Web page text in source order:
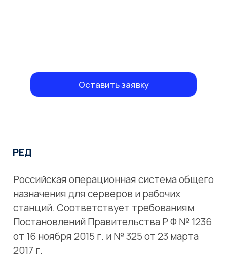
Постановлений Правительства Р Ф № 1236
от 16 ноября 2015 г. и № 325 от 23 марта
РЕД ОС — составной программный
продукт, построен на пакетной базе RPM-
формата, соответствует требованиям
POSIX и LSB 4.1 (Linux Standard Base).
РЕД ОС собирается из исходных кодов
Open Source проектов и собственных